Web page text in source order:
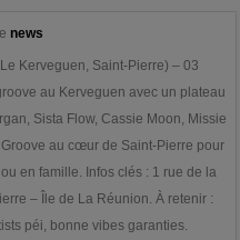
news
Kerveguen, Saint-Pierre) – 03
au Kerveguen avec un plateau
Sista Flow, Cassie Moon, Missie
Groove au cœur de Saint-Pierre pour
en famille. Infos clés : 1 rue de la
– Île de La Réunion. À retenir :
péi, bonne vibes garanties.